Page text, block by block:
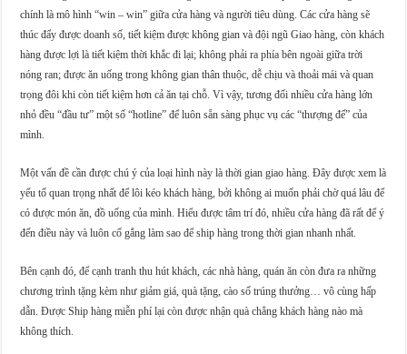
chính là mô hình “win – win” giữa cửa hàng và người tiêu dùng. Các cửa hàng sẽ
thúc đẩy được doanh số, tiết kiệm được không gian và đội ngũ Giao hàng, còn khách
hàng được lợi là tiết kiệm thời khắc đi lại; không phải ra phía bên ngoài giữa trời
nóng ran; được ăn uống trong không gian thân thuộc, dễ chịu và thoải mái và quan
trọng đôi khi còn tiết kiệm hơn cả ăn tại chỗ. Vì vậy, tương đối nhiều cửa hàng lớn
nhỏ đều “đầu tư” một số “hotline” để luôn sẵn sàng phục vụ các “thượng đế” của
mình.
Một vấn đề cần được chú ý của loại hình này là thời gian giao hàng. Đây được xem là
yếu tố quan trọng nhất để lôi kéo khách hàng, bởi không ai muốn phải chờ quá lâu để
có được món ăn, đồ uống của mình. Hiểu được tâm trí đó, nhiều cửa hàng đã rất để ý
đến điều này và luôn cố gắng làm sao để ship hàng trong thời gian nhanh nhất.
Bên cạnh đó, để cạnh tranh thu hút khách, các nhà hàng, quán ăn còn đưa ra những
chương trình tặng kèm như giảm giá, quà tặng, cào số trúng thưởng… vô cùng hấp
dẫn. Được Ship hàng miễn phí lại còn được nhận quà chẳng khách hàng nào mà
không thích.